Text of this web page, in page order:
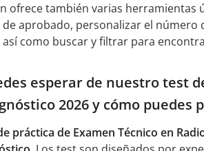
ofrece también varias
aprobado, personalizar el
como buscar y filtrar para
esperar de nuestro test
2026 y cómo
práctica de Examen Técnico en